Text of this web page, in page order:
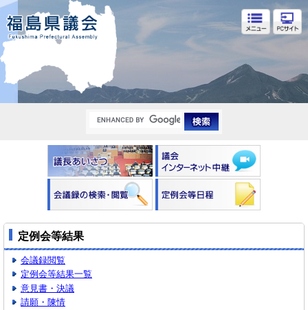
福島県議会
定例会等結果
会議録閲覧
定例会等結果一覧
意見書・決議
請願・陳情